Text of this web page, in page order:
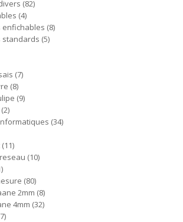
82
4
enfichables 8
standards 5
7
8
9
2
34
11
10
80
2mm 8
4mm 32
7